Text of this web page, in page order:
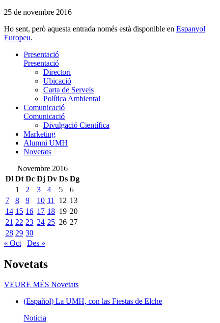
25 de novembre 2016
Ho sent, però aquesta entrada només està disponible en Espanyol
Europeu.
Presentació
Presentació
Directori
Ubicació
Carta de Serveis
Política Ambiental
Comunicació
Comunicació
Divulgació Científica
Marketing
Alumni UMH
Novetats
Novembre 2016
Dl Dt Dc Dj Dv Ds Dg
1
2 3 4 5
6
7
8 9 10 11 12 13
14 15 16 17 18 19 20
21 22 23 24 25 26 27
28 29 30
« Oct
Des »
Novetats
VEURE MÉS Novetats
(Español) La UMH, con las Fiestas de Elche
Noticia